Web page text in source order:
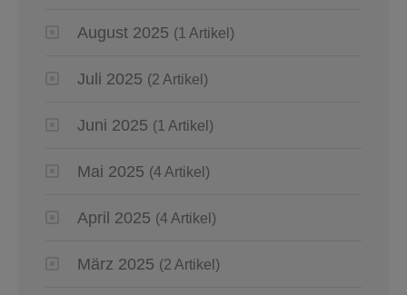
August 2025 (1 Artikel)
Juli 2025 (2 Artikel)
Juni 2025 (1 Artikel)
Mai 2025 (4 Artikel)
April 2025 (4 Artikel)
März 2025 (2 Artikel)